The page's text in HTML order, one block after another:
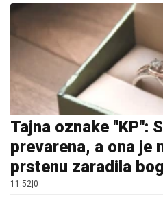
Tajna oznake "KP":
prevarena, a ona je
prstenu zaradila
11:52 0